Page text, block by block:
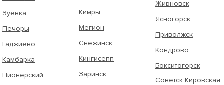
Зуевка
Печоры
Гаджиево
Камбарка
Пионерский
Кимры
Мегион
Снежинск
Кингисепп
Заринск
Жирновск
Ясногорск
Приволжск
Кондрово
Бокситогорск
Советск Кировская